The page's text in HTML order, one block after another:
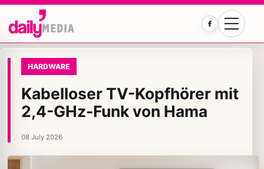
Facebook
HARDWARE
Kabelloser TV-Kopfhörer mit
2,4-GHz-Funk von Hama
08 July 2026